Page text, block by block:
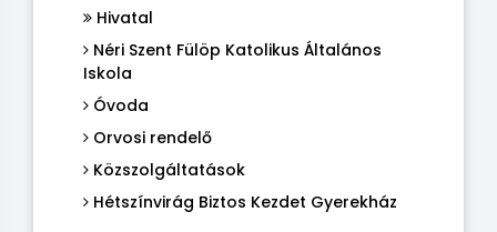
Hivatal
Néri Szent Fülöp Katolikus Általános
Iskola
Óvoda
Orvosi rendelő
Közszolgáltatások
Hétszínvirág Biztos Kezdet Gyerekház